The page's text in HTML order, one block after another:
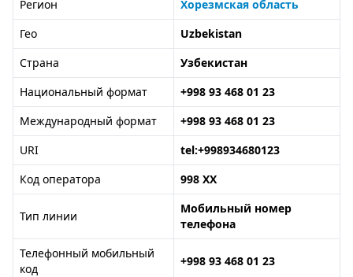
Регион
Хорезмская область
Гео
Uzbekistan
Страна
Узбекистан
Национальный формат
+998 93 468 01 23
Международный формат
+998 93 468 01 23
URI
tel:+998934680123
Код оператора
998 XX
Тип линии
Мобильный номер
телефона
Телефонный мобильный
код
+998 93 468 01 23